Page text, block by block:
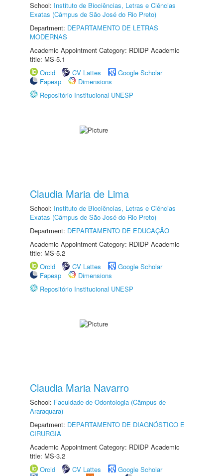
School: Instituto de Biociências, Letras e Ciências
Exatas (Câmpus de São José do Rio Preto)
Department: DEPARTAMENTO DE LETRAS
MODERNAS
Academic Appointment Category: RDIDP Academic
title: MS-5.1
Orcid
CV Lattes
Google Scholar
Fapesp
Dimensions
Repositório Institucional UNESP
Claudia Maria de Lima
School: Instituto de Biociências, Letras e Ciências
Exatas (Câmpus de São José do Rio Preto)
Department: DEPARTAMENTO DE EDUCAÇÃO
Academic Appointment Category: RDIDP Academic
title: MS-5.2
Orcid
CV Lattes
Google Scholar
Fapesp
Dimensions
Repositório Institucional UNESP
Claudia Maria Navarro
School: Faculdade de Odontologia (Câmpus de
Araraquara)
Department: DEPARTAMENTO DE DIAGNÓSTICO E
CIRURGIA
Academic Appointment Category: RDIDP Academic
title: MS-3.2
Orcid
CV Lattes
Google Scholar